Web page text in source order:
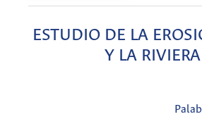
ESTUDIO DE LA
Y LA